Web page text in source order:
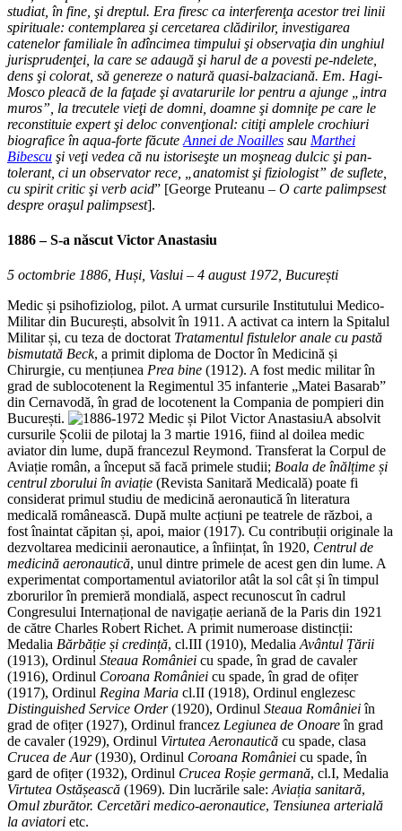
studiat, în fine, şi dreptul. Era firesc ca interferenţa acestor trei linii
spirituale: contemplarea şi cercetarea clădirilor, investigarea
catenelor familiale în adîncimea timpului şi observaţia din unghiul
jurisprudenţei, la care se adaugă şi harul de a povesti pe-ndelete,
dens şi colorat, să genereze o natură quasi-balzaciană. Em. Hagi-
Mosco pleacă de la faţade şi avatarurile lor pentru a ajunge „intra
muros”, la trecutele vieţi de domni, doamne şi domniţe pe care le
reconstituie expert şi deloc convenţional: citiţi amplele crochiuri
biografice în aqua-forte făcute Annei de Noailles sau Marthei
Bibescu şi veţi vedea că nu istoriseşte un moşneag dulcic şi pan-
tolerant, ci un observator rece, „anatomist şi fiziologist” de suflete,
cu spirit critic şi verb acid” [George Pruteanu – O carte palimpsest
despre oraşul palimpsest].
1886 – S-a născut Victor Anastasiu
5 octombrie 1886, Huși, Vaslui – 4 august 1972, București
Medic și psihofiziolog, pilot. A urmat cursurile Institutului Medico-
Militar din București, absolvit în 1911. A activat ca intern la Spitalul
Militar și, cu teza de doctorat Tratamentul fistulelor anale cu pastă
bismutată Beck, a primit diploma de Doctor în Medicină și
Chirurgie, cu mențiunea Prea bine (1912). A fost medic militar în
grad de sublocotenent la Regimentul 35 infanterie „Matei Basarab”
din Cernavodă, în grad de locotenent la Compania de pompieri din
București.
A absolvit
cursurile Școlii de pilotaj la 3 martie 1916, fiind al doilea medic
aviator din lume, după francezul Reymond. Transferat la Corpul de
Aviație român, a început să facă primele studii; Boala de înălțime și
centrul zborului în aviație (Revista Sanitară Medicală) poate fi
considerat primul studiu de medicină aeronautică în literatura
medicală românească. După multe acțiuni pe teatrele de război, a
fost înaintat căpitan și, apoi, maior (1917). Cu contribuții originale la
dezvoltarea medicinii aeronautice, a înființat, în 1920, Centrul de
medicină aeronautică, unul dintre primele de acest gen din lume. A
experimentat comportamentul aviatorilor atât la sol cât și în timpul
zborurilor în premieră mondială, aspect recunoscut în cadrul
Congresului Internațional de navigație aeriană de la Paris din 1921
de către Charles Robert Richet. A primit numeroase distincții:
Medalia Bărbăție și credință, cl.III (1910), Medalia Avântul Țării
(1913), Ordinul Steaua României cu spade, în grad de cavaler
(1916), Ordinul Coroana României cu spade, în grad de ofițer
(1917), Ordinul Regina Maria cl.II (1918), Ordinul englezesc
Distinguished Service Order(1920), Ordinul Steaua Românieiîn
grad de ofițer (1927), Ordinul francez Legiunea de Onoareîn grad
de cavaler (1929), Ordinul Virtutea Aeronautică cu spade, clasa
Crucea de Aur(1930), Ordinul Coroana României cu spade, în
gard de ofițer (1932), Ordinul Crucea Roșie germană, cl.I, Medalia
Virtutea Ostășească (1969). Din lucrările sale: Aviația sanitară,
Omul zburător. Cercetări medico-aeronautice, Tensiunea arterială
la aviatori etc.